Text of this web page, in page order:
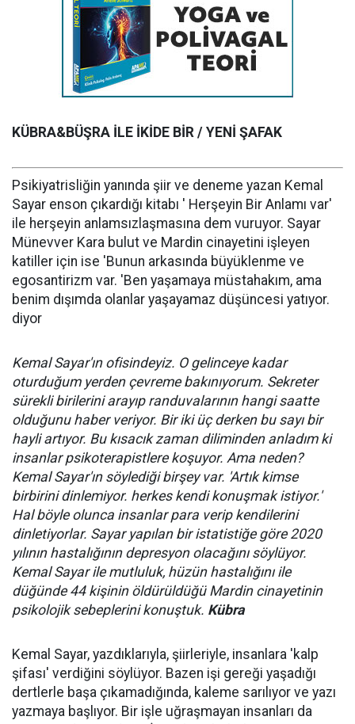
KÜBRA&BÜŞRA İLE İKİDE BİR / YENİ ŞAFAK
Psikiyatrisliğin yanında şiir ve deneme yazan Kemal
Sayar enson çıkardığı kitabı ' Herşeyin Bir Anlamı var'
ile herşeyin anlamsızlaşmasına dem vuruyor. Sayar
Münevver Kara bulut ve Mardin cinayetini işleyen
katiller için ise 'Bunun arkasında büyüklenme ve
egosantirizm var. 'Ben yaşamaya müstahakım, ama
benim dışımda olanlar yaşayamaz düşüncesi yatıyor.
diyor
Kemal Sayar'ın ofisindeyiz. O gelinceye kadar
oturduğum yerden çevreme bakınıyorum. Sekreter
sürekli birilerini arayıp randuvalarının hangi saatte
olduğunu haber veriyor. Bir iki üç derken bu sayı bir
hayli artıyor. Bu kısacık zaman diliminden anladım ki
insanlar psikoterapistlere koşuyor. Ama neden?
Kemal Sayar'ın söylediği birşey var. 'Artık kimse
birbirini dinlemiyor. herkes kendi konuşmak istiyor.'
Hal böyle olunca insanlar para verip kendilerini
dinletiyorlar. Sayar yapılan bir istatistiğe göre 2020
yılının hastalığının depresyon olacağını söylüyor.
Kemal Sayar ile mutluluk, hüzün hastalığını ile
düğünde 44 kişinin öldürüldüğü Mardin cinayetinin
psikolojik sebeplerini konuştuk. Kübra
Kemal Sayar, yazdıklarıyla, şiirleriyle, insanlara 'kalp
şifası' verdiğini söylüyor. Bazen işi gereği yaşadığı
dertlerle başa çıkamadığında, kaleme sarılıyor ve yazı
yazmaya başlıyor. Bir işle uğraşmayan insanları da